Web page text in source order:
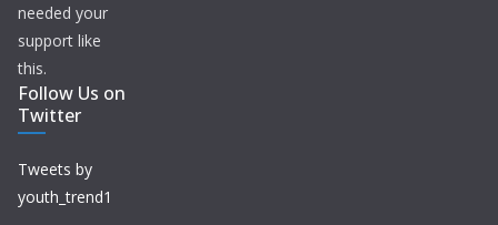
needed your
support like
this.
Follow Us on
Twitter
Tweets by
youth_trend1